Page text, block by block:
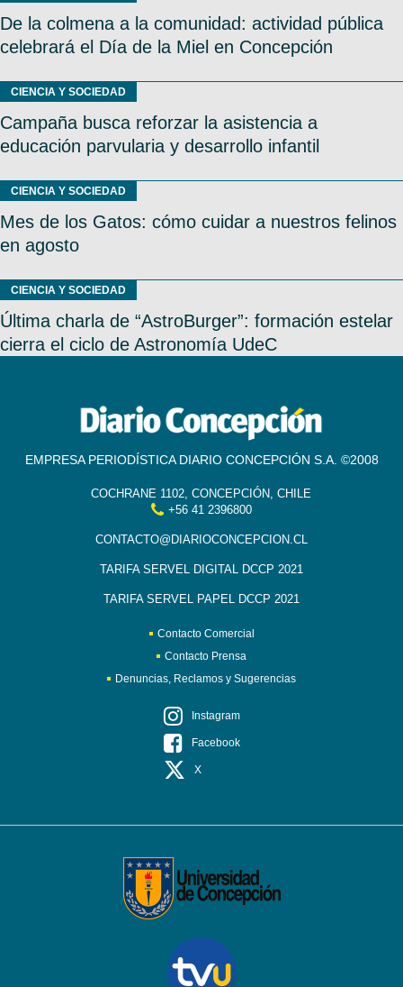
De la colmena a la comunidad: actividad pública
celebrará el Día de la Miel en Concepción
CIENCIA Y SOCIEDAD
Campaña busca reforzar la asistencia a
educación parvularia y desarrollo infantil
CIENCIA Y SOCIEDAD
Mes de los Gatos: cómo cuidar a nuestros felinos
en agosto
CIENCIA Y SOCIEDAD
Última charla de “AstroBurger”: formación estelar
cierra el ciclo de Astronomía UdeC
EMPRESA PERIODÍSTICA DIARIO CONCEPCIÓN S.A. ©2008
COCHRANE 1102, CONCEPCIÓN, CHILE
+56 41 2396800
CONTACTO@DIARIOCONCEPCION.CL
TARIFA SERVEL DIGITAL DCCP 2021
TARIFA SERVEL PAPEL DCCP 2021
Contacto Comercial
Contacto Prensa
Denuncias, Reclamos y Sugerencias
Instagram
Facebook
X